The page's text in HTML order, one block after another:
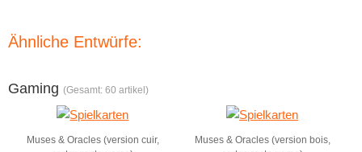
Ähnliche Entwürfe:
Gaming (Gesamt: 60 artikel)
Muses & Oracles (version cuir,
Muses & Oracles (version bois,